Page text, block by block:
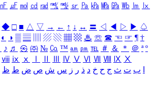
㎋ ㎌ ㏖ ㏅ ㎭ ㎮ ㎯ ㏛ ㎩ ㎪ ㎫ ㎬ ㏝ ㏐
㏓
◆ □ ■ △ ▽ → ← ↑ ↓ ↔ 〓 ◁ ◀ ▷ ▶ ♤
◐ ◑ ▒ ▤ ▨ ▧ ▦ ▩ ♨ ☏ ☎ ☜ ☞ ¶ †
♪ ♬ ㉿ ㈜ № ㏇ ™ ㏂ ㏘ ℡ ＃ ＆ ＊ ＠ ª º
ⅷ ⅸ ⅹ Ⅳ Ⅴ Ⅵ Ⅶ Ⅷ Ⅸ Ⅹ
ب ت ث ج ح خ د ذ ر ز س ش ص ض ط ظ